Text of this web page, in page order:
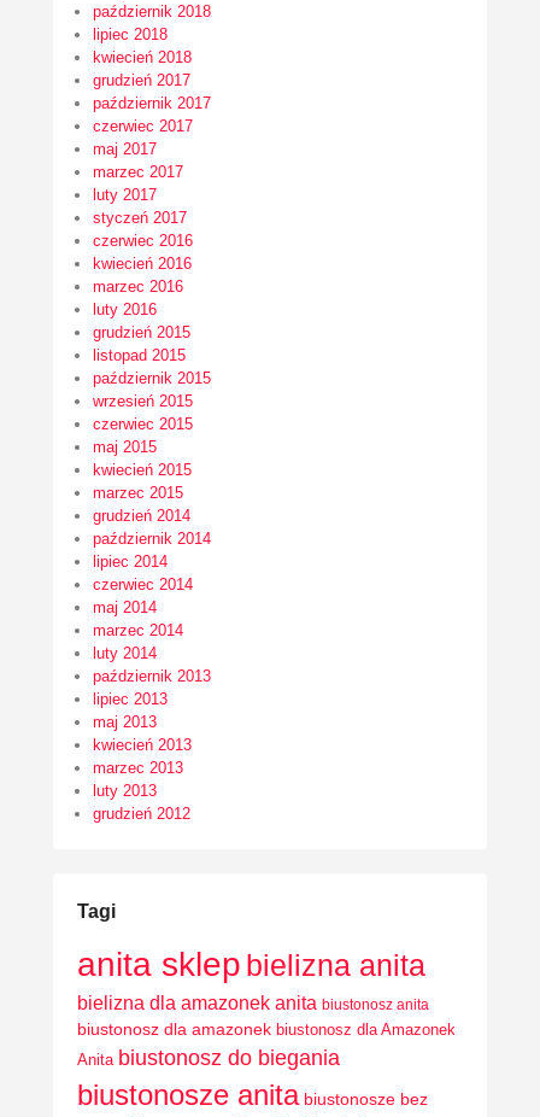
październik 2018
lipiec 2018
kwiecień 2018
grudzień 2017
październik 2017
czerwiec 2017
maj 2017
marzec 2017
luty 2017
styczeń 2017
czerwiec 2016
kwiecień 2016
marzec 2016
luty 2016
grudzień 2015
listopad 2015
październik 2015
wrzesień 2015
czerwiec 2015
maj 2015
kwiecień 2015
marzec 2015
grudzień 2014
październik 2014
lipiec 2014
czerwiec 2014
maj 2014
marzec 2014
luty 2014
październik 2013
lipiec 2013
maj 2013
kwiecień 2013
marzec 2013
luty 2013
grudzień 2012
Tagi
anita sklep bielizna anita
bielizna dla amazonek anita biustonosz anita
biustonosz dla amazonek biustonosz dla Amazonek
Anita biustonosz do biegania
biustonosze anita biustonosze bez